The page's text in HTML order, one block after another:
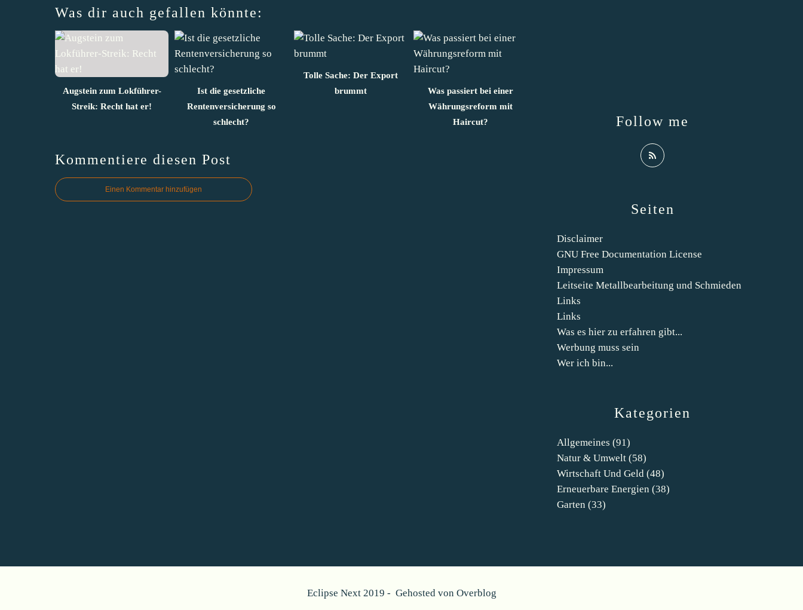
Was dir auch gefallen könnte:
Augstein zum Lokführer-
Streik: Recht hat er!
Ist die gesetzliche
Rentenversicherung so
schlecht?
Tolle Sache: Der Export
brummt
Was passiert bei einer
Währungsreform mit
Haircut?
Kommentiere diesen Post
Einen Kommentar hinzufügen
Kategorien
Allgemeines (91)
Natur & Umwelt (58)
Wirtschaft Und Geld (48)
Erneuerbare Energien (38)
Garten (33)
Seiten
Disclaimer
GNU Free Documentation License
Impressum
Leitseite Metallbearbeitung und Schmieden
Links
Links
Was es hier zu erfahren gibt...
Werbung muss sein
Wer ich bin...
Follow me
Eclipse Next 2019 - Gehosted von Overblog